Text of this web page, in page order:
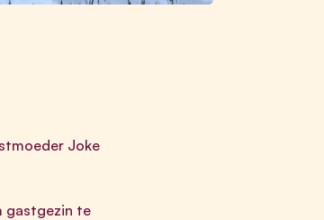
Joke
gastgezin te